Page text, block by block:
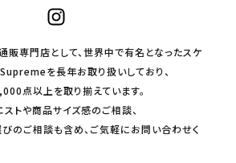
専門店として、世界中で有名となったスケ
を長年お取り扱いしており、
点以上を取り揃えています。
トや商品サイズ感のご相談、
のご相談も含め、ご気軽にお問い合わせく